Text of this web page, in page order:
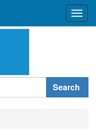
Search